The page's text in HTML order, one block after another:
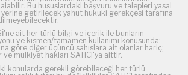
Bu hususlardaki başvuru ve talepleri yasal
getirilecek yahut hukuki gerekçesi tarafına
ait her türlü bilgi ve içerik ile bunların
ve kısmen/tamamen kullanımı konusunda;
göre diğer üçüncü sahıslara ait olanlar hariç;
mülkiyet hakları SATICI'ya aittir.
konularda gerekli görebileceği her türlü